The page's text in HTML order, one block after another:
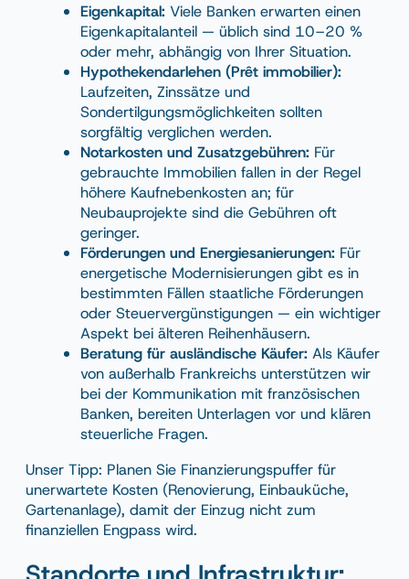
Eigenkapital: Viele Banken erwarten einen
Eigenkapitalanteil — üblich sind 10–20 %
oder mehr, abhängig von Ihrer Situation.
Hypothekendarlehen (Prêt immobilier):
Laufzeiten, Zinssätze und
Sondertilgungsmöglichkeiten sollten
sorgfältig verglichen werden.
Notarkosten und Zusatzgebühren: Für
gebrauchte Immobilien fallen in der Regel
höhere Kaufnebenkosten an; für
Neubauprojekte sind die Gebühren oft
geringer.
Förderungen und Energiesanierungen: Für
energetische Modernisierungen gibt es in
bestimmten Fällen staatliche Förderungen
oder Steuervergünstigungen — ein wichtiger
Aspekt bei älteren Reihenhäusern.
Beratung für ausländische Käufer: Als Käufer
von außerhalb Frankreichs unterstützen wir
bei der Kommunikation mit französischen
Banken, bereiten Unterlagen vor und klären
steuerliche Fragen.
Unser Tipp: Planen Sie Finanzierungspuffer für
unerwartete Kosten (Renovierung, Einbauküche,
Gartenanlage), damit der Einzug nicht zum
finanziellen Engpass wird.